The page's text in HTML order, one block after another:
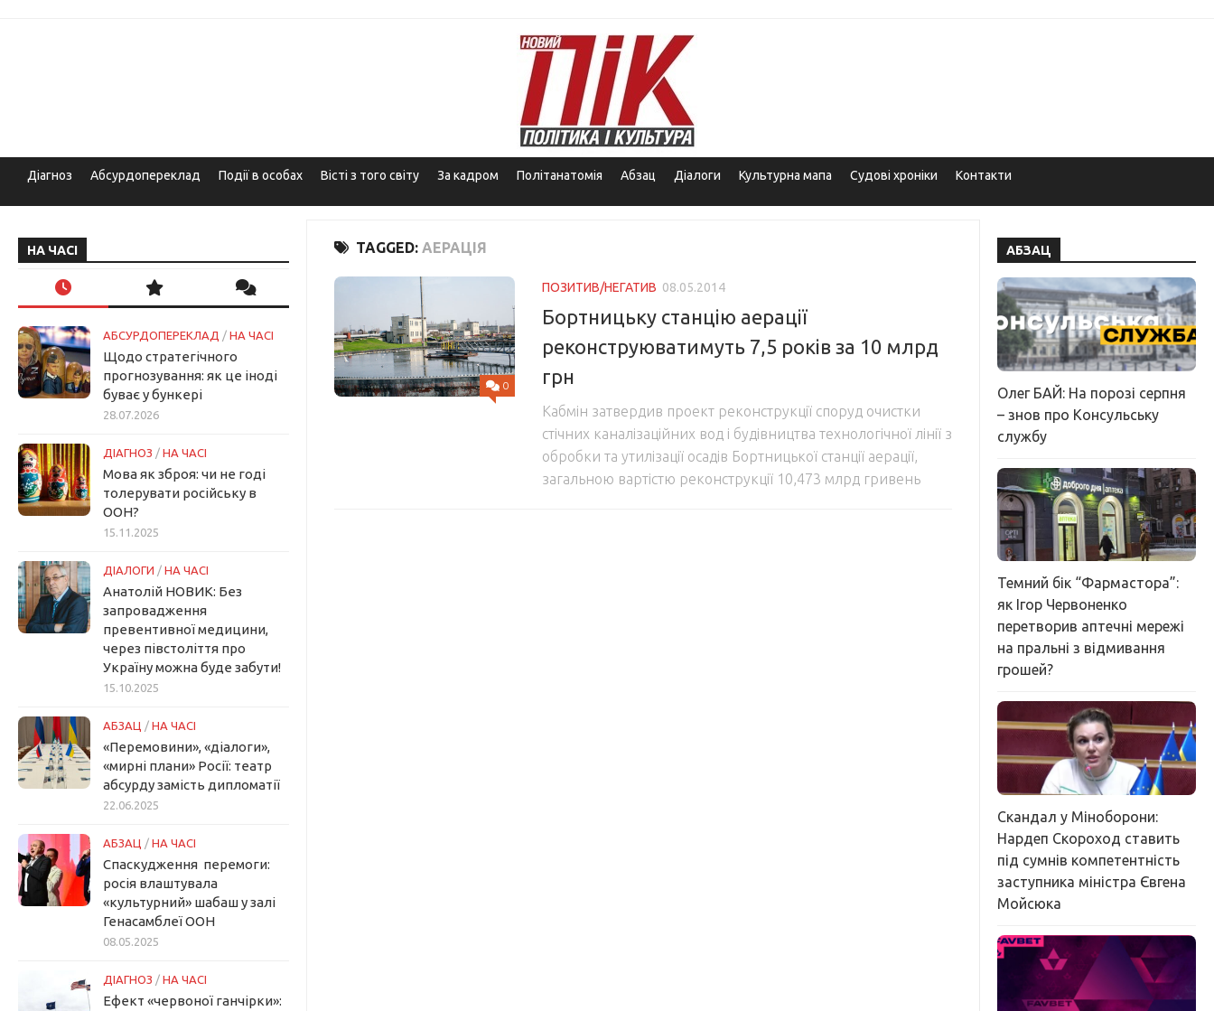
Діагноз Абсурдопереклад Події в особах Вісті з того світу За кадром Політанатомія Абзац Діалоги Культурна мапа Судові хроніки Контакти
TAGGED: АЕРАЦІЯ
0
ПОЗИТИВ/НЕГАТИВ 08.05.2014
Бортницьку станцію аерації
реконструюватимуть 7,5 років за 10 млрд
грн
Кабмін затвердив проект реконструкції споруд очистки
стічних каналізаційних вод і будівництва технологічної лінії з
обробки та утилізації осадів Бортницької станції аерації,
загальною вартістю реконструкції 10,473 млрд гривень
НА ЧАСІ
АБСУРДОПЕРЕКЛАД / НА ЧАСІ
Щодо стратегічного
прогнозування: як це іноді
буває у бункері
28.07.2026
ДІАГНОЗ / НА ЧАСІ
Мова як зброя: чи не годі
толерувати російську в
ООН?
15.11.2025
ДІАЛОГИ / НА ЧАСІ
Анатолій НОВИК: Без
запровадження
превентивної медицини,
через півстоліття про
Україну можна буде забути!
15.10.2025
АБЗАЦ / НА ЧАСІ
«Перемовини», «діалоги»,
«мирні плани» Росії: театр
абсурду замість дипломатії
22.06.2025
АБЗАЦ / НА ЧАСІ
Спаскудження перемоги:
росія влаштувала
«культурний» шабаш у залі
Генасамблеї ООН
08.05.2025
ДІАГНОЗ / НА ЧАСІ
Ефект «червоної ганчірки»:
АБЗАЦ
Олег БАЙ: На порозі серпня
– знов про Консульську
службу
Темний бік “Фармастора”:
як Ігор Червоненко
перетворив аптечні мережі
на пральні з відмивання
грошей?
Скандал у Міноборони:
Нардеп Скороход ставить
під сумнів компетентність
заступника міністра Євгена
Мойсюка